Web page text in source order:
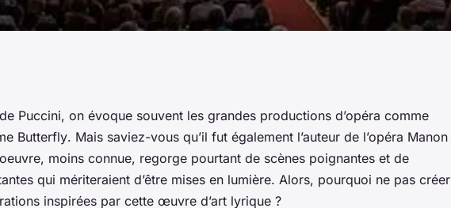
par l'opéra
Puccini, on évoque souvent les grandes productions d’opéra comme
Butterfly. Mais saviez-vous qu’il fut également l’auteur de l’opéra Manon
moins connue, regorge pourtant de scènes poignantes et de
qui mériteraient d’être mises en lumière. Alors, pourquoi ne pas créer
inspirées par cette œuvre d’art lyrique ?